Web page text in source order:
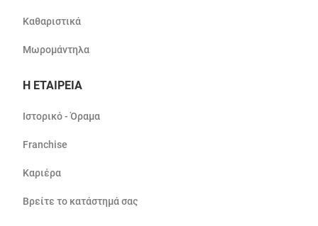
Καθαριστικά
Μωρομάντηλα
Η ΕΤΑΙΡΕΙΑ
Ιστορικό - Όραμα
Franchise
Καριέρα
Βρείτε το κατάστημά σας